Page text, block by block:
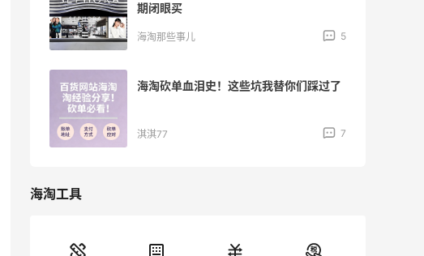
期闭眼买
海淘那些事儿 5
海淘砍单血泪史！这些坑我替你们踩过了
淇淇77 7
海淘工具